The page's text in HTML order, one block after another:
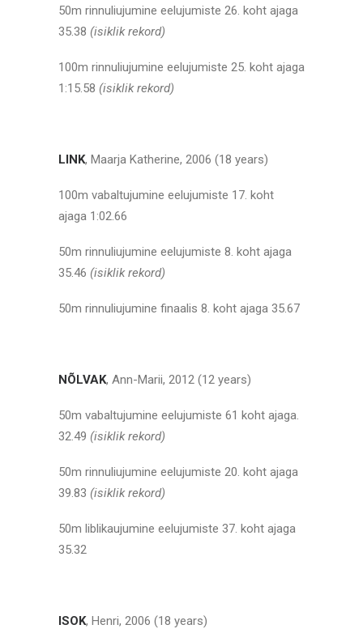
50m rinnuliujumine eelujumiste 26. koht ajaga
35.38 (isiklik rekord)
100m rinnuliujumine eelujumiste 25. koht ajaga
1:15.58 (isiklik rekord)
LINK, Maarja Katherine, 2006 (18 years)
100m vabaltujumine eelujumiste 17. koht
ajaga 1:02.66
50m rinnuliujumine eelujumiste 8. koht ajaga
35.46 (isiklik rekord)
50m rinnuliujumine finaalis 8. koht ajaga 35.67
NÕLVAK, Ann-Marii, 2012 (12 years)
50m vabaltujumine eelujumiste 61 koht ajaga.
32.49 (isiklik rekord)
50m rinnuliujumine eelujumiste 20. koht ajaga
39.83 (isiklik rekord)
50m liblikaujumine eelujumiste 37. koht ajaga
35.32
ISOK, Henri, 2006 (18 years)